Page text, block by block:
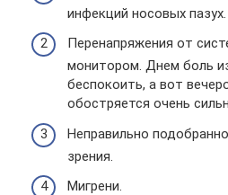
инфекций носовых пазух.
Перенапряжения от
монитором. Днем боль
беспокоить, а вот
обостряется очень
Неправильно
зрения.
Мигрени.